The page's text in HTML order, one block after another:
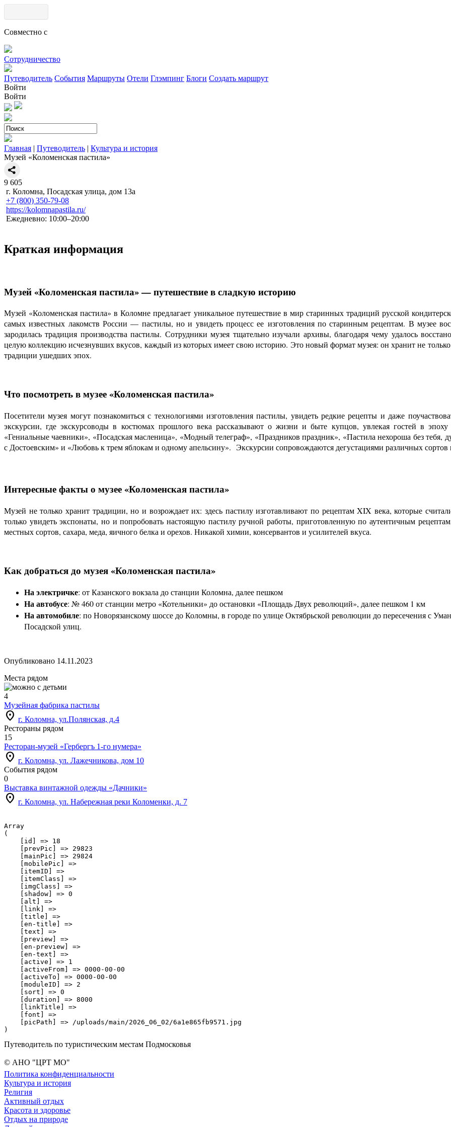
Совместно с
Сотрудничество
Путеводитель События Маршруты Отели Глэмпинг Блоги Создать маршрут
Войти
Войти
Главная | Путеводитель | Культура и история
Музей «Коломенская пастила»
9 605
г. Коломна, Посадская улица, дом 13а
+7 (800) 350-79-08
https://kolomnapastila.ru/
Ежедневно: 10:00–20:00
Краткая информация
Музей «Коломенская пастила» — путешествие в сладкую историю
Музей «Коломенская пастила» в Коломне предлагает уникальное путешествие в мир старинных традиций русской
самых известных лакомств России — пастилы, но и увидеть процесс ее изготовления по старинным рецептам. В музее
зародилась традиция производства пастилы. Сотрудники музея тщательно изучали архивы, благодаря чему удалось
целую коллекцию исчезнувших вкусов, каждый из которых имеет свою историю. Это новый формат музея: он хранит не
традиции ушедших эпох.
Что посмотреть в музее «Коломенская пастила»
Посетители музея могут познакомиться с технологиями изготовления пастилы, увидеть редкие рецепты и даже
экскурсии, где экскурсоводы в костюмах прошлого века рассказывают о жизни и быте купцов, увлекая гостей в
«Гениальные чаевники», «Посадская масленица», «Модный телеграф», «Праздников праздник», «Пастила нехороша без
с Достоевским» и «Любовь к трем яблокам и одному апельсину». Экскурсии сопровождаются дегустациями различных
Интересные факты о музее «Коломенская пастила»
Музей не только хранит традиции, но и возрождает их: здесь пастилу изготавливают по рецептам XIX века, которые
только увидеть экспонаты, но и попробовать настоящую пастилу ручной работы, приготовленную по аутентичным
местных сортов, сахара, меда, яичного белка и орехов. Никакой химии, консервантов и усилителей вкуса.
Как добраться до музея «Коломенская пастила»
На электричке: от Казанского вокзала до станции Коломна, далее пешком
На автобусе: № 460 от станции метро «Котельники» до остановки «Площадь Двух революций», далее пешком 1 км
На автомобиле: по Новорязанскому шоссе до Коломны, в городе по улице Октябрьской революции до пересечения с
Посадской улиц.
Опубликовано 14.11.2023
Места рядом
4
Музейная фабрика пастилы
location_on г. Коломна, ул.Полянская, д.4
Рестораны рядом
15
Ресторан-музей «Гербергъ 1-го нумера»
location_on г. Коломна, ул. Лажечникова, дом 10
События рядом
0
Выставка винтажной одежды «Дачники»
location_on г. Коломна, ул. Набережная реки Коломенки, д. 7
Array
(
    [id] => 18
    [prevPic] => 29823
    [mainPic] => 29824
    [mobilePic] =>
    [itemID] =>
    [itemClass] =>
    [imgClass] =>
    [shadow] => 0
    [alt] =>
    [link] =>
    [title] =>
    [en-title] =>
    [text] =>
    [preview] =>
    [en-preview] =>
    [en-text] =>
    [active] => 1
    [activeFrom] => 0000-00-00
    [activeTo] => 0000-00-00
    [moduleID] => 2
    [sort] => 0
    [duration] => 8000
    [linkTitle] =>
    [font] =>
    [picPath] => /uploads/main/2026_06_02/6a1e865fb9571.jpg
Путеводитель по туристическим местам Подмосковья
© АНО "ЦРТ МО"
Политика конфиденциальности
Культура и история
Религия
Активный отдых
Красота и здоровье
Отдых на природе